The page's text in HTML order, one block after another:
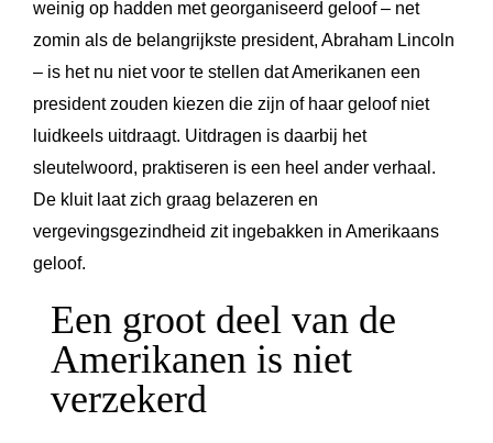
weinig op hadden met georganiseerd geloof – net
zomin als de belangrijkste president, Abraham Lincoln
– is het nu niet voor te stellen dat Amerikanen een
president zouden kiezen die zijn of haar geloof niet
luidkeels uitdraagt. Uitdragen is daarbij het
sleutelwoord, praktiseren is een heel ander verhaal.
De kluit laat zich graag belazeren en
vergevingsgezindheid zit ingebakken in Amerikaans
geloof.
Een groot deel van de
Amerikanen is niet
verzekerd